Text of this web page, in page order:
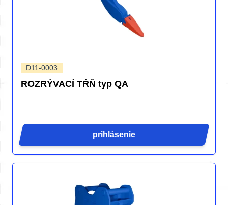
D11-0003
ROZRÝVACÍ TŔŇ typ QA
prihlásenie